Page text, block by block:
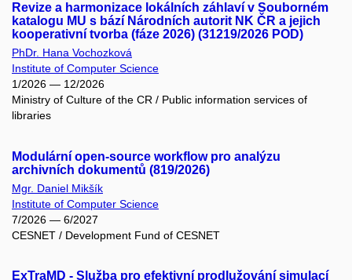
Revize a harmonizace lokálních záhlaví v Souborném
katalogu MU s bází Národních autorit NK ČR a jejich
kooperativní tvorba (fáze 2026) (31219/2026 POD)
PhDr. Hana Vochozková
Institute of Computer Science
1/2026 — 12/2026
Ministry of Culture of the CR / Public information services of
libraries
Modulární open-source workflow pro analýzu
archivních dokumentů (819/2026)
Mgr. Daniel Mikšík
Institute of Computer Science
7/2026 — 6/2027
CESNET / Development Fund of CESNET
ExTraMD - Služba pro efektivní prodlužování simulací